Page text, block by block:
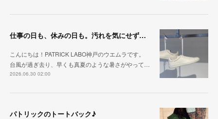
仕事の日も、休みの日も。汚れを気にせず毎日履ける『PUNCH-WP_WHT』
こんにちは！PATRICK LABO神戸のウエムラです。
台風が過ぎ去り、早くも真夏のような暑さがやって…
2026.06.30 02:00
パトリックのトートバック♪